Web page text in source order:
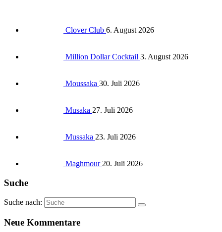
Clover Club 6. August 2026
Million Dollar Cocktail 3. August 2026
Moussaka 30. Juli 2026
Musaka 27. Juli 2026
Mussaka 23. Juli 2026
Maghmour 20. Juli 2026
Suche
Suche nach:
Neue Kommentare